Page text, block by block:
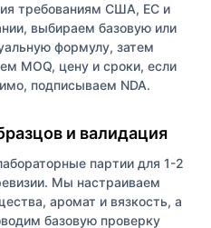
требованиям США, ЕС и
выбираем базовую или
формулу, затем
MOQ, цену и сроки, если
подписываем NDA.
и валидация
партии для 1-2
Мы настраиваем
аромат и вязкость, а
базовую проверку